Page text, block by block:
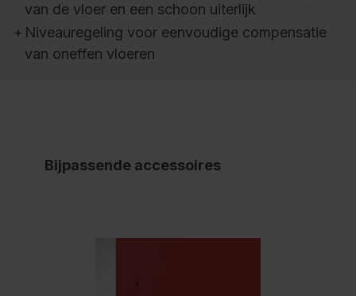
van de vloer en een schoon uiterlijk
+ Niveauregeling voor eenvoudige compensatie
van oneffen vloeren
Bijpassende accessoires